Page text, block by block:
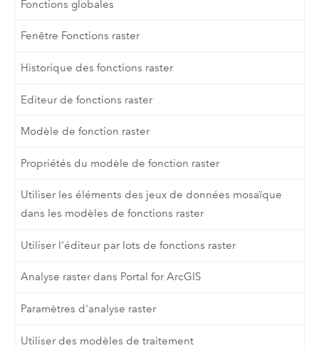
Fonctions globales
Fenêtre Fonctions raster
Historique des fonctions raster
Editeur de fonctions raster
Modèle de fonction raster
Propriétés du modèle de fonction raster
Utiliser les éléments des jeux de données mosaïque
dans les modèles de fonctions raster
Utiliser l'éditeur par lots de fonctions raster
Analyse raster dans Portal for ArcGIS
Paramètres d'analyse raster
Utiliser des modèles de traitement